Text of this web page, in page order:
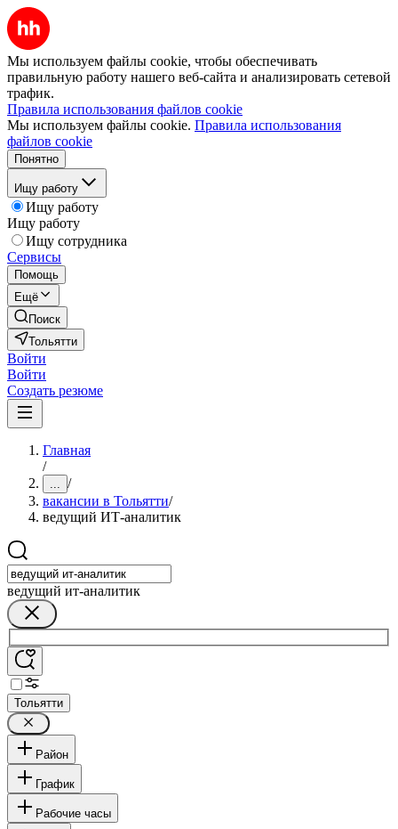
Мы используем файлы cookie, чтобы обеспечивать
правильную работу нашего веб-сайта и анализировать сетевой
трафик.
Правила использования файлов cookie
Мы используем файлы cookie. Правила использования
файлов cookie
Понятно
Ищу работу
Ищу работу
Ищу работу
Ищу сотрудника
Сервисы
Помощь
Ещё
Поиск
Тольятти
Войти
Войти
Создать резюме
Главная
/
... /
вакансии в Тольятти/
ведущий ИТ-аналитик
ведущий ит-аналитик
Тольятти
Район
График
Рабочие часы